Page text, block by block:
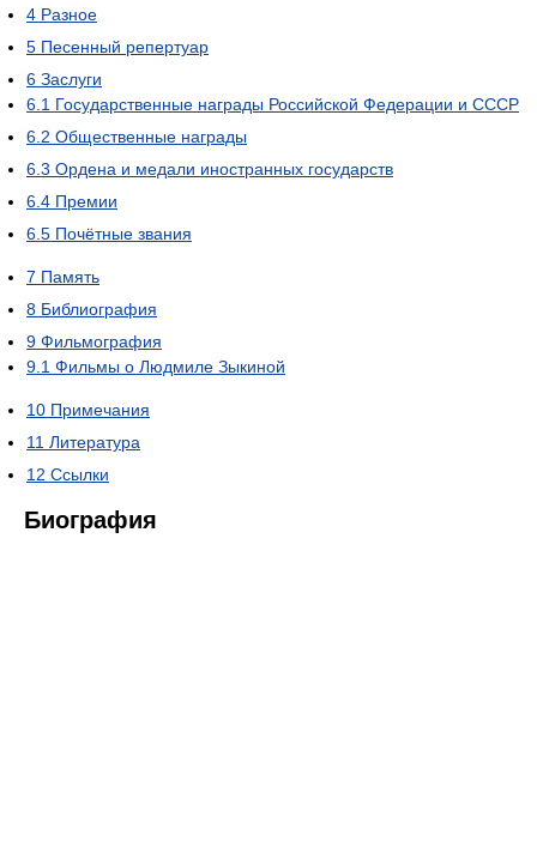
4 Разное
5 Песенный репертуар
6 Заслуги
6.1 Государственные награды Российской Федерации и СССР
6.2 Общественные награды
6.3 Ордена и медали иностранных государств
6.4 Премии
6.5 Почётные звания
7 Память
8 Библиография
9 Фильмография
9.1 Фильмы о Людмиле Зыкиной
10 Примечания
11 Литература
12 Ссылки
Биография